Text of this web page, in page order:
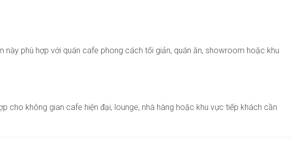
phù hợp với quán cafe phong cách tối giản, quán ăn, showroom hoặc khu
không gian cafe hiện đại, lounge, nhà hàng hoặc khu vực tiếp khách cần